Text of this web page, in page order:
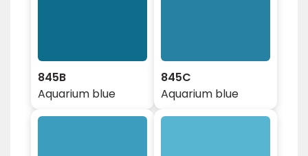
845B
Aquarium blue
845C
Aquarium blue